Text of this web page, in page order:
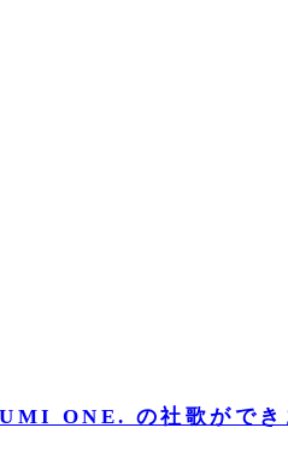
ONE. の社歌ができ